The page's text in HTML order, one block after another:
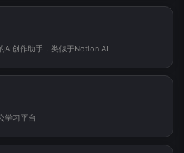
AI创作助手，类似于Notion AI
学习平台